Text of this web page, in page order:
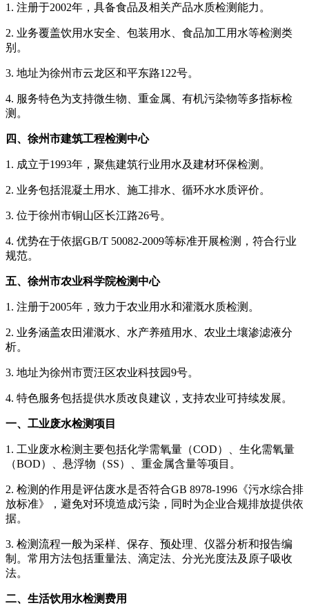
1. 注册于2002年，具备食品及相关产品水质检测能力。
2. 业务覆盖饮用水安全、包装用水、食品加工用水等检测类
别。
3. 地址为徐州市云龙区和平东路122号。
4. 服务特色为支持微生物、重金属、有机污染物等多指标检
测。
四、徐州市建筑工程检测中心
1. 成立于1993年，聚焦建筑行业用水及建材环保检测。
2. 业务包括混凝土用水、施工排水、循环水水质评价。
3. 位于徐州市铜山区长江路26号。
4. 优势在于依据GB/T 50082-2009等标准开展检测，符合行业
规范。
五、徐州市农业科学院检测中心
1. 注册于2005年，致力于农业用水和灌溉水质检测。
2. 业务涵盖农田灌溉水、水产养殖用水、农业土壤渗滤液分
析。
3. 地址为徐州市贾汪区农业科技园9号。
4. 特色服务包括提供水质改良建议，支持农业可持续发展。
一、工业废水检测项目
1. 工业废水检测主要包括化学需氧量（COD）、生化需氧量
（BOD）、悬浮物（SS）、重金属含量等项目。
2. 检测的作用是评估废水是否符合GB 8978-1996《污水综合排
放标准》，避免对环境造成污染，同时为企业合规排放提供依
据。
3. 检测流程一般为采样、保存、预处理、仪器分析和报告编
制。常用方法包括重量法、滴定法、分光光度法及原子吸收
法。
二、生活饮用水检测费用